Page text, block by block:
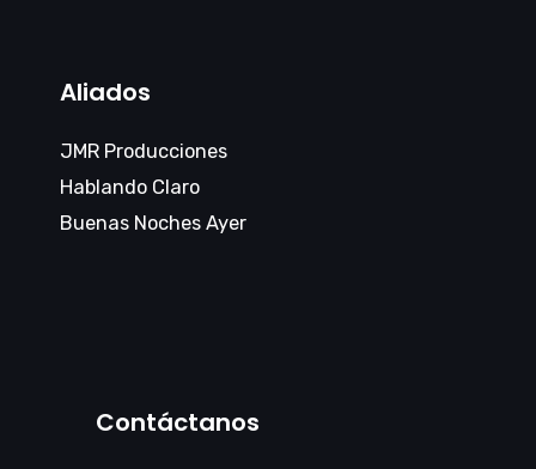
Aliados
JMR Producciones
Hablando Claro
Buenas Noches Ayer
Contáctanos